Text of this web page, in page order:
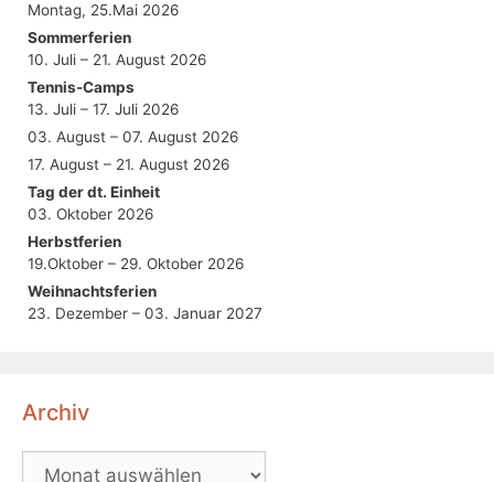
Montag, 25.Mai 2026
Sommerferien
10. Juli – 21. August 2026
Tennis-Camps
13. Juli – 17. Juli 2026
03. August – 07. August 2026
17. August – 21. August 2026
Tag der dt. Einheit
03. Oktober 2026
Herbstferien
19.Oktober – 29. Oktober 2026
Weihnachtsferien
23. Dezember – 03. Januar 2027
Archiv